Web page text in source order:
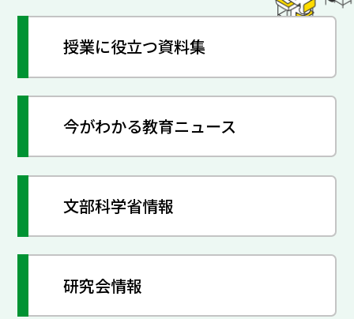
授業に役立つ資料集
今がわかる教育ニュース
文部科学省情報
研究会情報